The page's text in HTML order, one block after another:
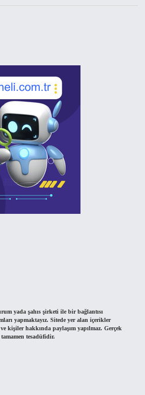
yada şahıs şirketi ile bir bağlantısı
yapmaktayız. Sitede yer alan içerikler
kişiler hakkında paylaşım yapılmaz. Gerçek
tesadüfidir.